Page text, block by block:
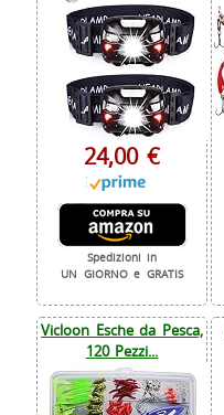
24,00 €
Spedizioni in
UN GIORNO e GRATIS
Vicloon Esche da Pesca,
120 Pezzi...